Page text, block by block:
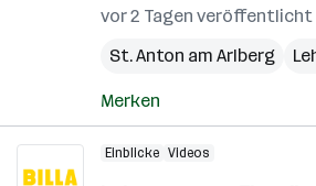
vor 2 Tagen veröffentlicht
St. Anton am Arlberg
Merken
Einblicke Videos